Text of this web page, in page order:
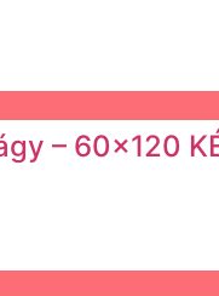
– 60×120